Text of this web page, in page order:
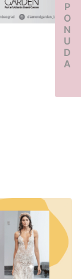
PONUDA